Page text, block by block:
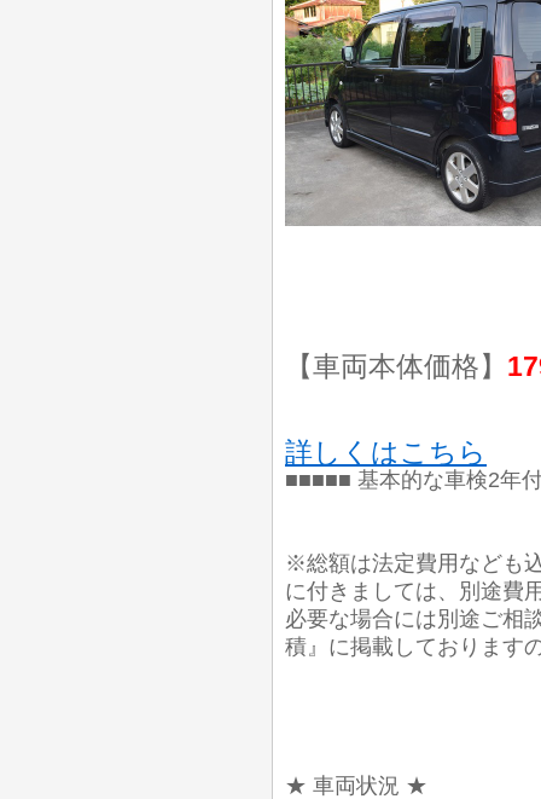
【車両本体価格】
詳しくはこちら
■■■■■ 基本的な車検2年
※総額は法定費用なども
に付きましては、別途費
必要な場合には別途ご相
積』に掲載しております
★ 車両状況 ★